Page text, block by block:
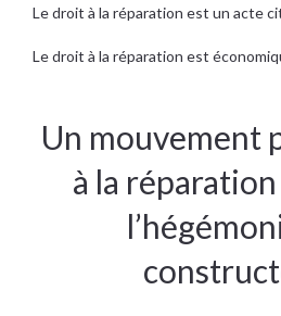
Le droit à la réparation est un acte
Le droit à la réparation est
Un mouvement
à la